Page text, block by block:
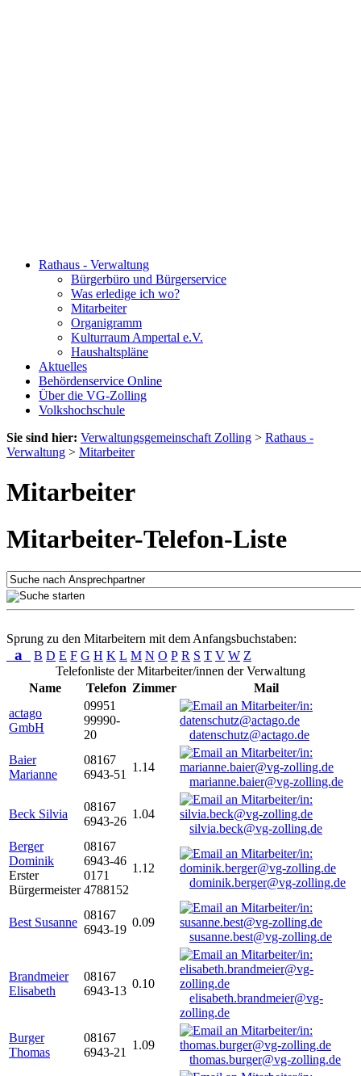
Rathaus - Verwaltung
Bürgerbüro und Bürgerservice
Was erledige ich wo?
Mitarbeiter
Organigramm
Kulturraum Ampertal e.V.
Haushaltspläne
Aktuelles
Behördenservice Online
Über die VG-Zolling
Volkshochschule
Sie sind hier: Verwaltungsgemeinschaft Zolling > Rathaus -
Verwaltung > Mitarbeiter
Mitarbeiter
Mitarbeiter-Telefon-Liste
Sprung zu den Mitarbeitern mit dem Anfangsbuchstaben:
a B D E F G H K L M N O P R S T V W Z
Telefonliste der Mitarbeiter/innen der Verwaltung
Name
Telefon Zimmer
Mail
actago
GmbH
09951
99990-
20
datenschutz@actago.de
Baier
Marianne
08167
6943-51
1.14
marianne.baier@vg-zolling.de
Beck Silvia
08167
6943-26
1.04
silvia.beck@vg-zolling.de
Berger
Dominik
Erster
Bürgermeister
08167
6943-46
0171
4788152
1.12
dominik.berger@vg-zolling.de
Best Susanne
08167
6943-19
0.09
susanne.best@vg-zolling.de
Brandmeier
Elisabeth
08167
6943-13
0.10
elisabeth.brandmeier@vg-
zolling.de
Burger
Thomas
08167
6943-21
1.09
thomas.burger@vg-zolling.de